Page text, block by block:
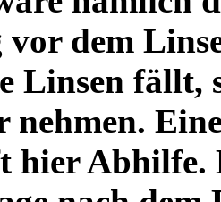
dem
Linsen fällt,
nehmen.
hier Abhilfe.